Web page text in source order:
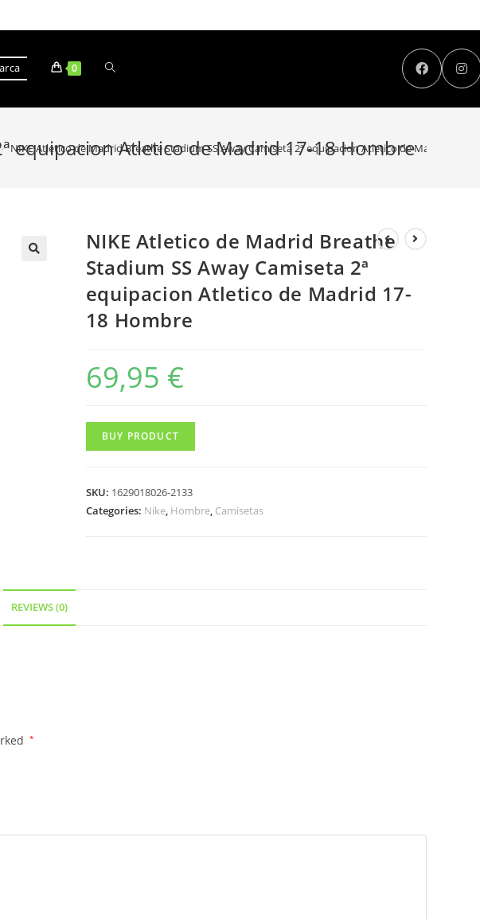
0
equipacion Atletico de Madrid 17-18 Hombre
> NIKE Atletico de Madrid Breathe Stadium SS Away Camiseta 2ª equipacion Atletico de Madrid 17-
NIKE Atletico de Madrid Breathe
Stadium SS Away Camiseta 2ª
equipacion Atletico de Madrid 17-
18 Hombre
69,95 €
BUY PRODUCT
SKU: 1629018026-2133
Categories: Nike, Hombre, Camisetas
REVIEWS (0)
*